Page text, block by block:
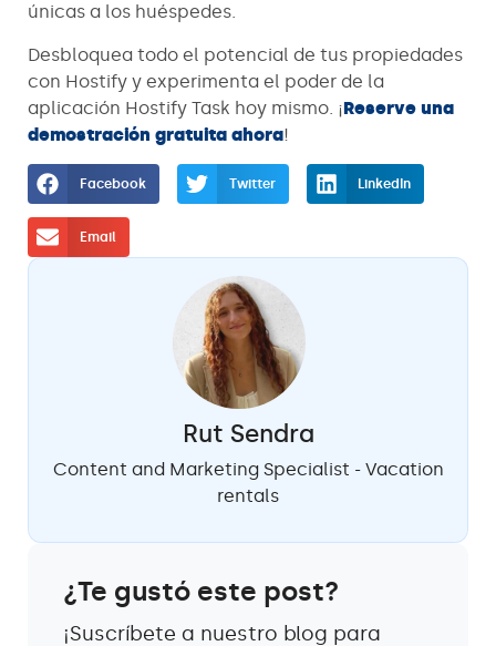
únicas a los huéspedes.
Desbloquea todo el potencial de tus propiedades
con Hostify y experimenta el poder de la
aplicación Hostify Task hoy mismo. ¡Reserve una
demostración gratuita ahora!
Facebook Twitter LinkedIn
Email
Rut Sendra
Content and Marketing Specialist - Vacation
rentals
¿Te gustó este post?
¡Suscríbete a nuestro blog para